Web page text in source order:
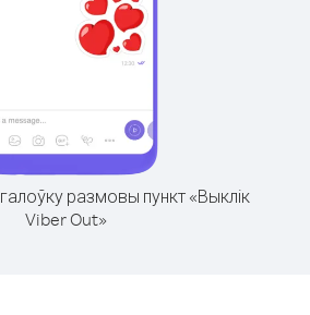
размовы пункт «Выклік
Viber Out»